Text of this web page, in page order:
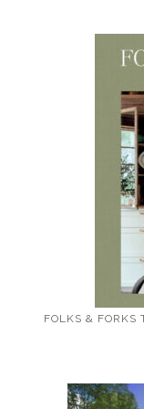
FOLKS & FORKS